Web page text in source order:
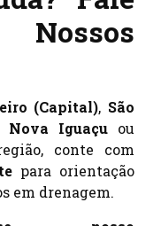
(Capital), São
Nova Iguaçuou
conte com
para orientação
em drenagem.